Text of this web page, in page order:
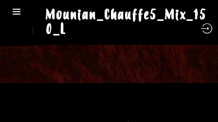
Mounian_Chauffe5_Mix_15
0_L